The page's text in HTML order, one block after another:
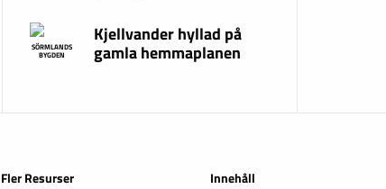
SÖRMLANDS
BYGDEN
Kjellvander hyllad på
gamla hemmaplanen
Fler Resurser
Innehåll